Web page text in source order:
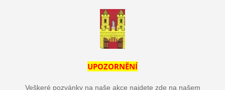
UPOZORNĚNÍ
Veškeré pozvánky na naše akce najdete zde na našem